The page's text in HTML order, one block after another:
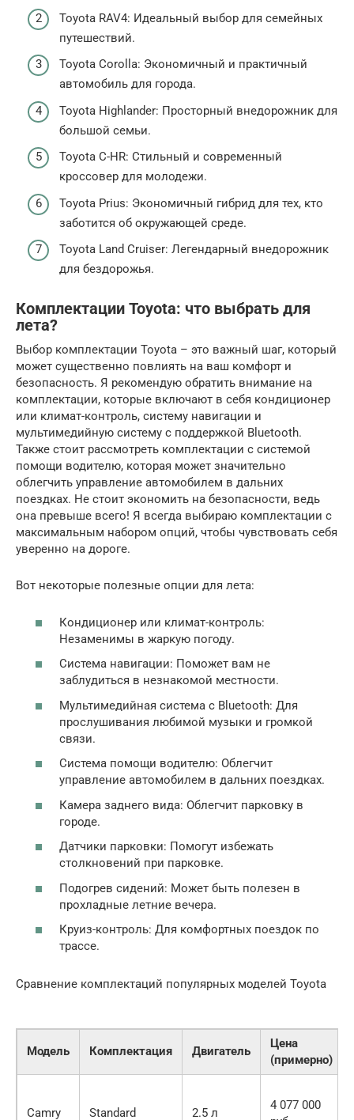
Toyota RAV4: Идеальный выбор для семейных
путешествий.
Toyota Corolla: Экономичный и практичный
автомобиль для города.
Toyota Highlander: Просторный внедорожник для
большой семьи.
Toyota C-HR: Стильный и современный
кроссовер для молодежи.
Toyota Prius: Экономичный гибрид для тех, кто
заботится об окружающей среде.
Toyota Land Cruiser: Легендарный внедорожник
для бездорожья.
Комплектации Toyota: что выбрать для
лета?
Выбор комплектации Toyota – это важный шаг, который
может существенно повлиять на ваш комфорт и
безопасность. Я рекомендую обратить внимание на
комплектации, которые включают в себя кондиционер
или климат-контроль, систему навигации и
мультимедийную систему с поддержкой Bluetooth.
Также стоит рассмотреть комплектации с системой
помощи водителю, которая может значительно
облегчить управление автомобилем в дальних
поездках. Не стоит экономить на безопасности, ведь
она превыше всего! Я всегда выбираю комплектации с
максимальным набором опций, чтобы чувствовать себя
уверенно на дороге.
Вот некоторые полезные опции для лета:
Кондиционер или климат-контроль:
Незаменимы в жаркую погоду.
Система навигации: Поможет вам не
заблудиться в незнакомой местности.
Мультимедийная система с Bluetooth: Для
прослушивания любимой музыки и громкой
связи.
Система помощи водителю: Облегчит
управление автомобилем в дальних поездках.
Камера заднего вида: Облегчит парковку в
городе.
Датчики парковки: Помогут избежать
столкновений при парковке.
Подогрев сидений: Может быть полезен в
прохладные летние вечера.
Круиз-контроль: Для комфортных поездок по
трассе.
Сравнение комплектаций популярных моделей Toyota
Модель Комплектация Двигатель
Цена
(примерно)
Camry Standard 2.5 л
4 077 000